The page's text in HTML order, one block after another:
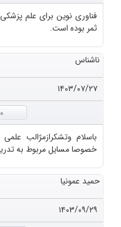
فناوری نوین برای علم
ثمر بوده است.
ناشناس
۱۴۰۳/۰۷/۲۷
0
باسلام وتشکرازمژالب
خصوصا مسایل مربوط به
حمید عمونیا
۱۴۰۳/۰۹/۲۹